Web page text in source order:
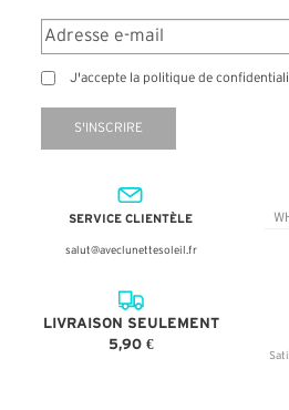
J'accepte la politique de
S'INSCRIRE
SERVICE CLIENTÈLE
salut@aveclunettesoleil.fr
LIVRAISON SEULEMENT
5,90 €